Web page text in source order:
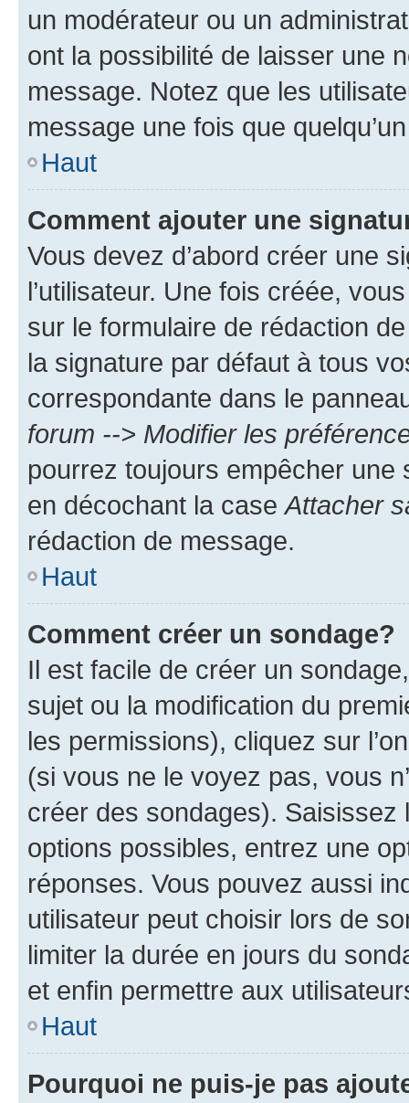
un modérateur ou un
ont la possibilité de laisser une
message. Notez que les
message une fois que
Haut
Comment ajouter une
Vous devez d’abord créer une
l’utilisateur. Une fois créée,
sur le formulaire de rédaction
la signature par défaut à tous
correspondante dans le
forum --> Modifier les
pourrez toujours empêcher une
en décochant la caseAttacher
rédaction de message.
Haut
Comment créer un sondage?
Il est facile de créer un
sujet ou la modification du
les permissions), cliquez sur
(si vous ne le voyez pas, vous
créer des sondages).
options possibles, entrez une
réponses. Vous pouvez aussi
utilisateur peut choisir lors de
limiter la durée en jours du
et enfin permettre aux
Haut
Pourquoi ne puis-je pas